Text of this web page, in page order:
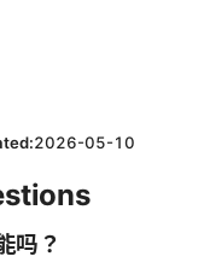
2026-05-10
吗？